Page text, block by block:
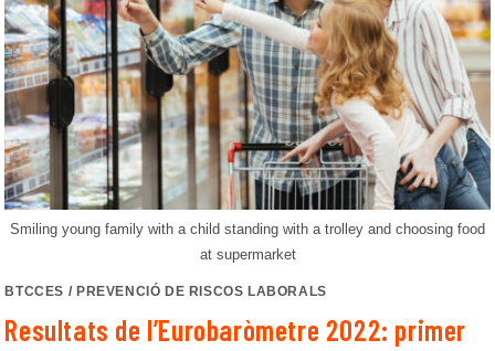
Smiling young family with a child standing with a trolley and choosing food
at supermarket
BTCCES / PREVENCIÓ DE RISCOS LABORALS
Resultats de l’Eurobaròmetre 2022: primer